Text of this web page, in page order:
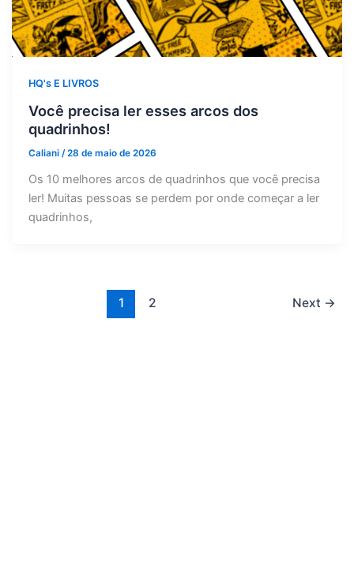
HQ's E LIVROS
Você precisa ler esses arcos dos
quadrinhos!
Caliani/28 de maio de 2026
Os 10 melhores arcos de quadrinhos que você precisa
ler! Muitas pessoas se perdem por onde começar a ler
quadrinhos,
1 2 Next →